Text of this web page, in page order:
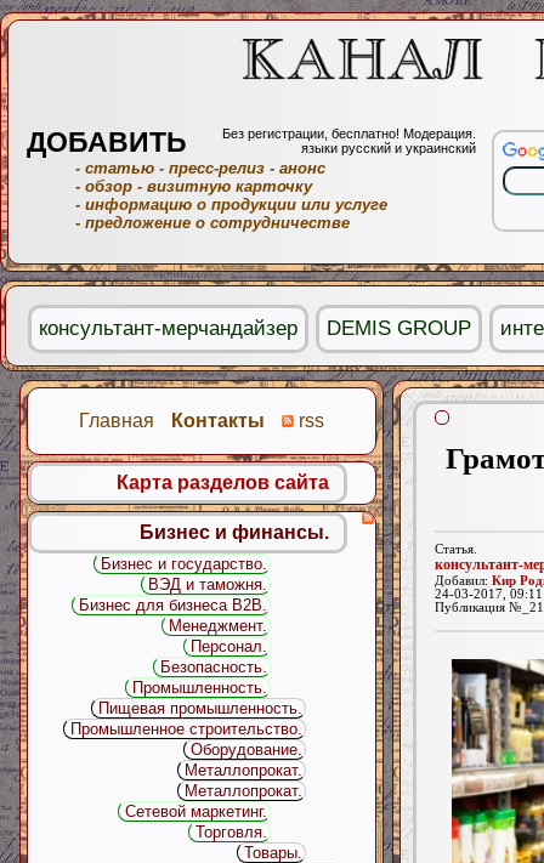
Статья.
консультант-
Добавил: Кир
24-03-2017,
Публикация
Главная Контакты rss
Карта разделов сайта
Бизнес и финансы.
Бизнес и государство.
ВЭД и таможня.
Бизнес для бизнеса B2B.
Менеджмент.
Персонал.
Безопасность.
Промышленность.
Пищевая промышленность.
Промышленное строительство.
Оборудование.
Металлопрокат.
Металлопрокат.
Сетевой маркетинг.
Торговля.
Товары.
ДОБАВИТЬ
Без регистрации, бесплатно! Модерация.
языки русский и украинский
- статью - пресс-релиз - анонс
- обзор - визитную карточку
- информацию о продукции или услуге
- предложение о сотрудничестве
консультант-мерчандайзер DEMIS GROUP